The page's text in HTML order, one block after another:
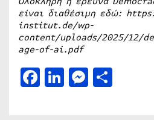
είναι διαθέσιμη εδώ:
institut.de/wp-
content/uploads/2025/12/
age-of-ai.pdf
Facebook
LinkedIn